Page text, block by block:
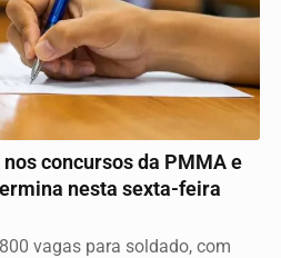
concursos da PMMA e
nesta sexta-feira
vagas para soldado, com